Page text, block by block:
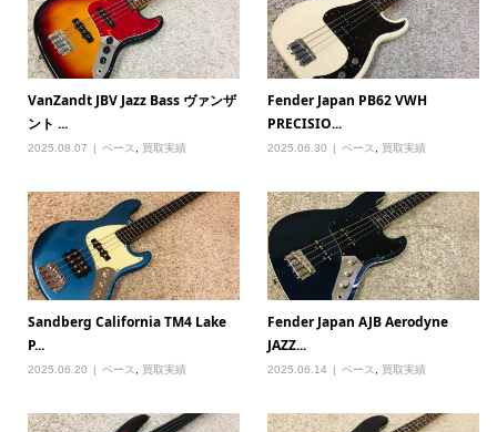
VanZandt JBV Jazz Bass ヴァンザ
ント ...
2025.08.07 ベース 買取実績
Fender Japan PB62 VWH
PRECISIO...
2025.06.30 ベース 買取実績
Sandberg California TM4 Lake
P...
2025.06.20 ベース, 買取実績
Fender Japan AJB Aerodyne
JAZZ...
2025.06.14 ベース, 買取実績